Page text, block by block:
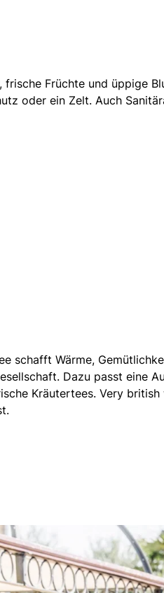
frische Früchte und üppige
oder ein Zelt. Auch
schafft Wärme,
Dazu passt eine
Kräutertees. Very